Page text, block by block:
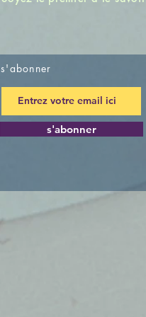
s'abonner
s'abonner